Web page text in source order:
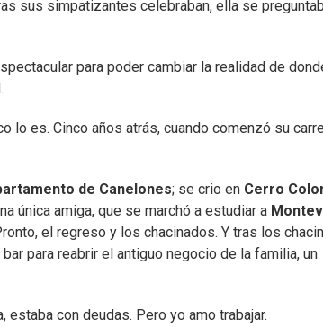
sus simpatizantes celebraban, ella se
para poder cambiar la realidad de
lo es. Cinco años atrás, cuando comenzó su
de Canelones; se crio en Cerro
única amiga, que se marchó a estudiar a
el regreso y los chacinados. Y tras los
para reabrir el antiguo negocio de la familia, un
con deudas. Pero yo amo trabajar.